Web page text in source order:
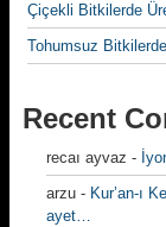
Çiçekli Bitkilerde
Tohumsuz
Recent
recaı ayvaz -
arzu - Kur’an-ı
ayet…